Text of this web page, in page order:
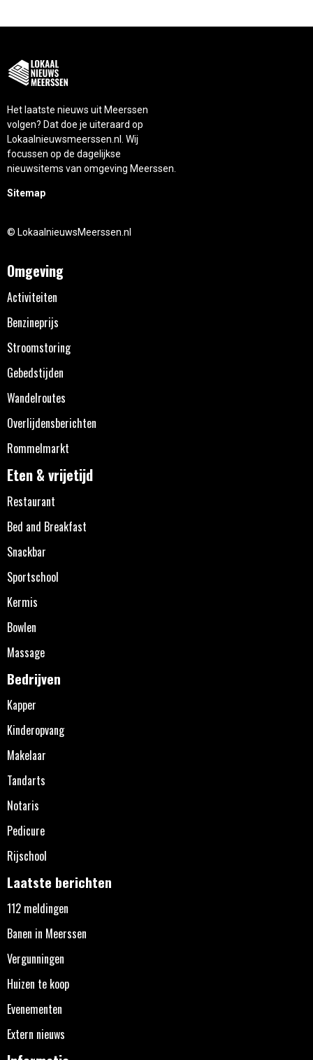
Het laatste nieuws uit Meerssen
volgen? Dat doe je uiteraard op
Lokaalnieuwsmeerssen.nl. Wij
focussen op de dagelijkse
nieuwsitems van omgeving Meerssen.
Sitemap
© LokaalnieuwsMeerssen.nl
Omgeving
Activiteiten
Benzineprijs
Stroomstoring
Gebedstijden
Wandelroutes
Overlijdensberichten
Rommelmarkt
Eten & vrijetijd
Restaurant
Bed and Breakfast
Snackbar
Sportschool
Kermis
Bowlen
Massage
Bedrijven
Kapper
Kinderopvang
Makelaar
Tandarts
Notaris
Pedicure
Rijschool
Laatste berichten
112 meldingen
Banen in Meerssen
Vergunningen
Huizen te koop
Evenementen
Extern nieuws